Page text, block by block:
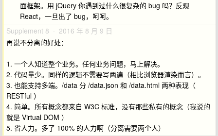
面框架。用 jQuery 你遇到过什么很复杂的 bug 吗？反观
React，一旦出了 bug，呵呵。
Supplement 8 · 2016 年 8 月 9 日
再说不分离的好处：
1. 一个人知道整个业务。任何业务问题，马上解决。
2. 代码量少。同样的逻辑不需要写两遍（相比浏览器渲染而言）。
3. 也能支持多端。/data 分 /data.json 和 /data.html 两种表现（
RESTful ）
4. 简单。所有概念都来自 W3C 标准，没有那些私有的概念（我说的
就是 Virtual DOM ）
5. 省人力。多了 100% 的人力啊（分离需要两个人）